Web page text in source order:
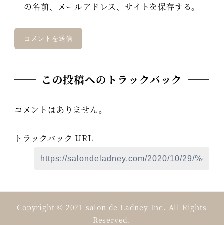
の名前、メールアドレス、サイトを保存する。
この投稿へのトラックバック
コメントはありません。
トラックバック URL
Copyright © 2021 salon de Ladney Inc. All Rights
Reserved.